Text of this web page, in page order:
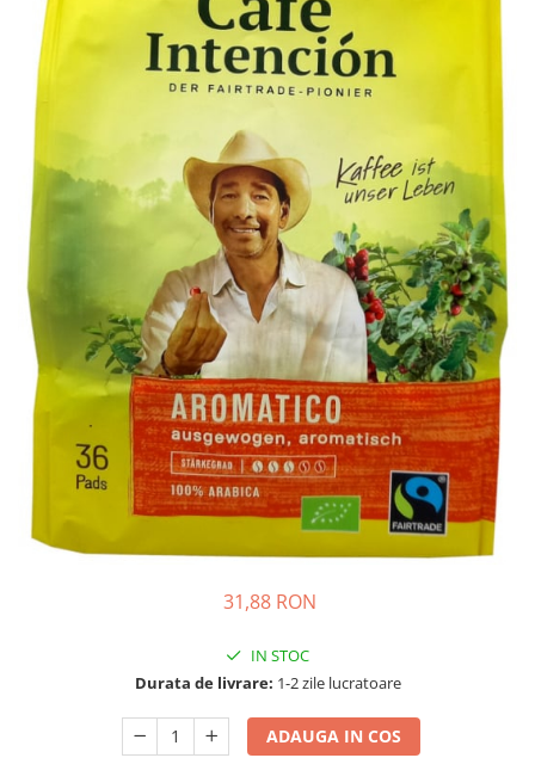
Aparate capsule
Aparate clasice
Accesorii
Rasnite
Complementare
Capace
Cesti si farfurii
Diverse
Lattiere
Pahare de cafea
Palete cafea
Consumabile
Cappucino instant
Ciocolata calda
Lapte instant
Pliculete Zahar si Miere
Stabilizatoare tensiune
31,88 RON
IN STOC
Durata de livrare: 1-2 zile lucratoare
ADAUGA IN COS